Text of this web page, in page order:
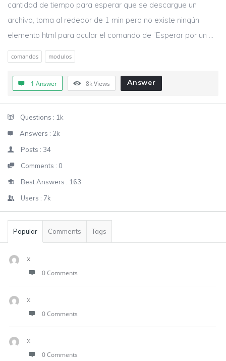
cantidad de tiempo para esperar que se descargue un
archivo, toma al rededor de 1 min pero no existe ningún
elemento html para ocular el comando de “Esperar por un ...
comandos modulos
1 Answer 8kViews Answer
StatsQuestions : 1k
Answers : 2k
Posts : 34
Comments : 0
Best Answers : 163
Users : 7k
Popular Comments Tags
x
0 Comments
x
0 Comments
x
0 Comments